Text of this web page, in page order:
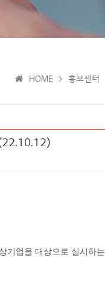
HOME > 홍보센터
기업을 대상으로 실시하는